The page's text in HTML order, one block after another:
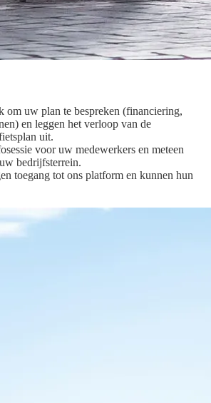
om uw plan te bespreken (financiering,
en leggen het verloop van de
uit.
voor uw medewerkers en meteen
bedrijfsterrein.
toegang tot ons platform en kunnen hun